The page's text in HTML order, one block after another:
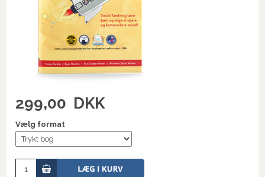
299,00 DKK
Vælg format